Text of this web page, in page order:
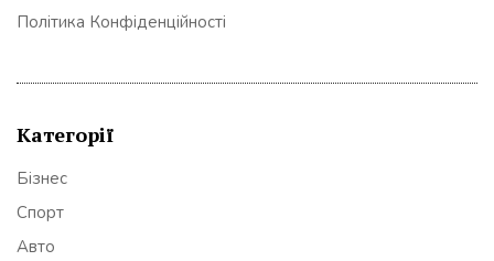
Політика Конфіденційності
Категорії
Бізнес
Спорт
Авто